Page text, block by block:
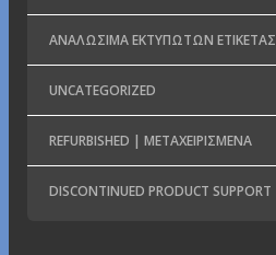
ΑΝΑΛΏΣΙΜΑ ΕΚΤΥΠΩΤΏΝ ΕΤΙΚΈΤΑΣ
UNCATEGORIZED
REFURBISHED | ΜΕΤΑΧΕΙΡΙΣΜΈΝΑ
DISCONTINUED PRODUCT SUPPORT